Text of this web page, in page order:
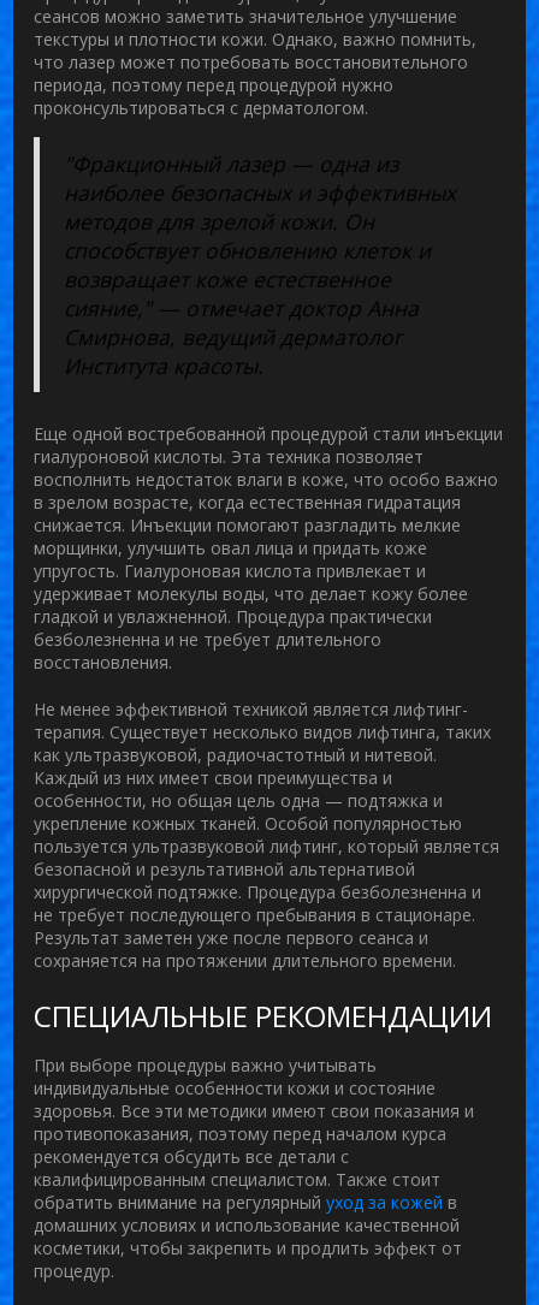
сеансов можно заметить значительное улучшение
текстуры и плотности кожи. Однако, важно помнить,
что лазер может потребовать восстановительного
периода, поэтому перед процедурой нужно
проконсультироваться с дерматологом.
"Фракционный лазер — одна из
наиболее безопасных и эффективных
методов для зрелой кожи. Он
способствует обновлению клеток и
возвращает коже естественное
сияние," — отмечает доктор Анна
Смирнова, ведущий дерматолог
Института красоты.
Еще одной востребованной процедурой стали инъекции
гиалуроновой кислоты. Эта техника позволяет
восполнить недостаток влаги в коже, что особо важно
в зрелом возрасте, когда естественная гидратация
снижается. Инъекции помогают разгладить мелкие
морщинки, улучшить овал лица и придать коже
упругость. Гиалуроновая кислота привлекает и
удерживает молекулы воды, что делает кожу более
гладкой и увлажненной. Процедура практически
безболезненна и не требует длительного
восстановления.
Не менее эффективной техникой являетсялифтинг-
терапия. Существует несколько видов лифтинга, таких
как ультразвуковой, радиочастотный и нитевой.
Каждый из них имеет свои преимущества и
особенности, но общая цель одна — подтяжка и
укрепление кожных тканей. Особой популярностью
пользуется ультразвуковой лифтинг, который является
безопасной и результативной альтернативой
хирургической подтяжке. Процедура безболезненна и
не требует последующего пребывания в стационаре.
Результат заметен уже после первого сеанса и
сохраняется на протяжении длительного времени.
СПЕЦИАЛЬНЫЕ РЕКОМЕНДАЦИИ
При выборе процедуры важно учитывать
индивидуальные особенности кожи и состояние
здоровья. Все эти методики имеют свои показания и
противопоказания, поэтому перед началом курса
рекомендуется обсудить все детали с
квалифицированным специалистом. Также стоит
обратить внимание на регулярныйуход за кожей в
домашних условиях и использование качественной
косметики, чтобы закрепить и продлить эффект от
процедур.